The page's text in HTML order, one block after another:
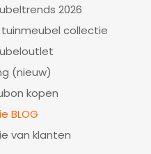
2026
tuinmeubel collectie
(nieuw)
kopen
BLOG
van klanten